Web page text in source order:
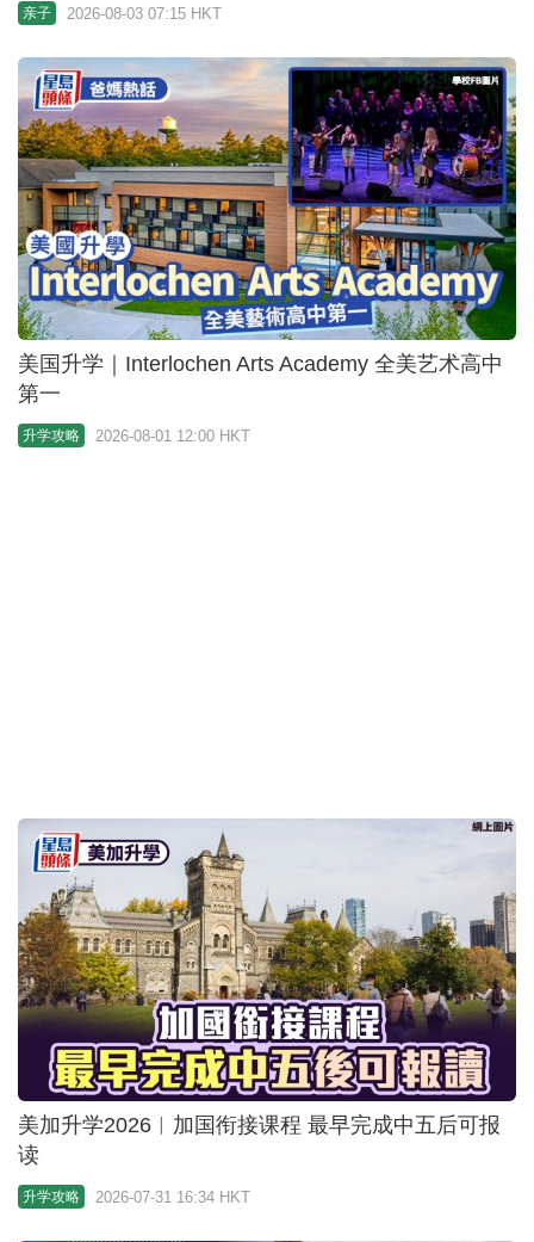
亲子 2026-08-03 07:15 HKT
美国升学｜Interlochen Arts Academy 全美艺术高中
第一
升学攻略 2026-08-01 12:00 HKT
读
升学攻略 2026-07-31 16:34 HKT
DSE放榜2026︱全方位升学攻略 JUPAS改选/八大热